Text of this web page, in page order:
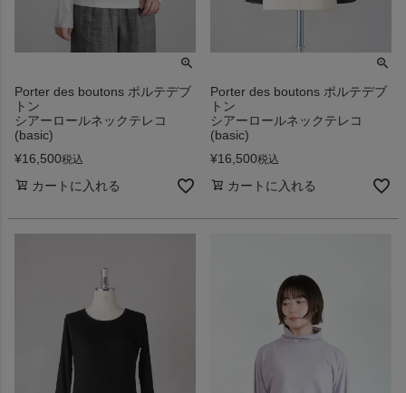
Porter des boutons ポルテデブ
トン
シアーロールネックテレコ
(basic)
¥16,500税込
カートに入れる
Porter des boutons ポルテデブ
トン
シアーロールネックテレコ
(basic)
¥16,500税込
カートに入れる